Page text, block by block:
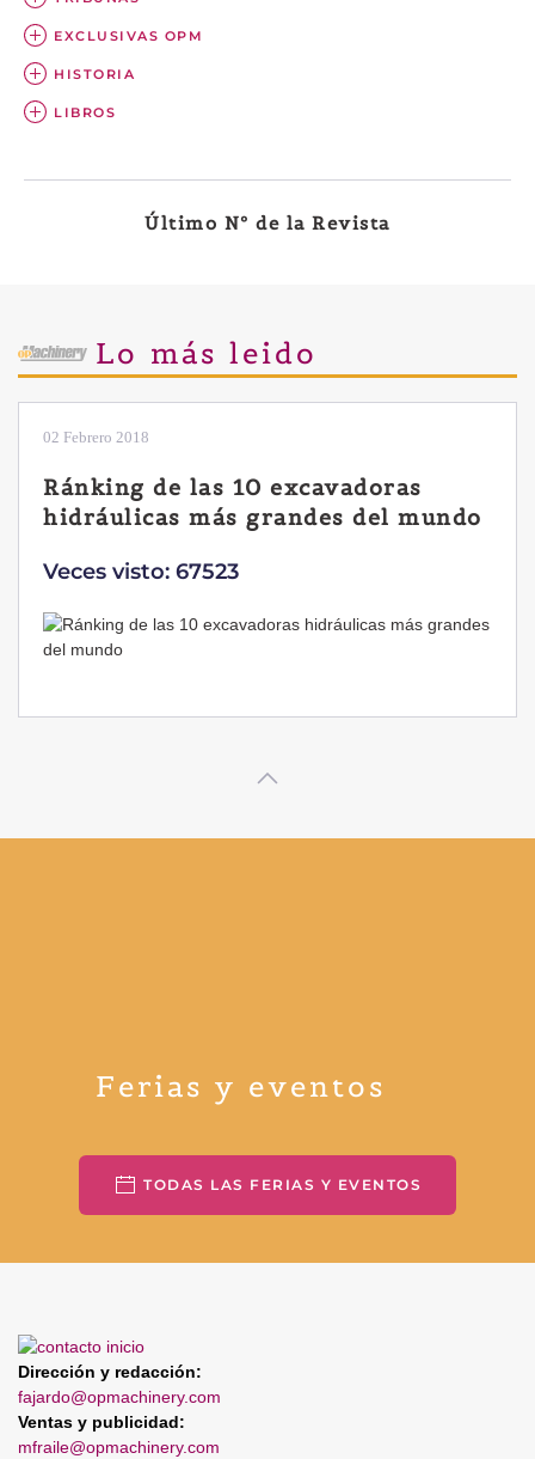
EXCLUSIVAS OPM
HISTORIA
LIBROS
Último Nº de la Revista
Lo más leido
02 Febrero 2018
Ránking de las 10 excavadoras
hidráulicas más grandes del mundo
Veces visto: 67523
Ferias y eventos
TODAS LAS FERIAS Y EVENTOS
Dirección y redacción:
fajardo@opmachinery.com
Ventas y publicidad:
mfraile@opmachinery.com